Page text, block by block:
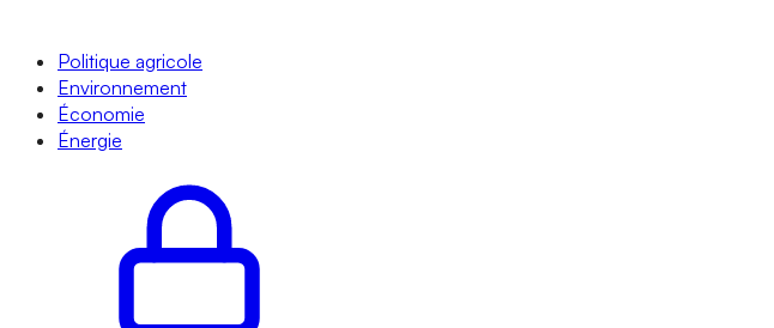
Politique agricole
Environnement
Économie
Énergie